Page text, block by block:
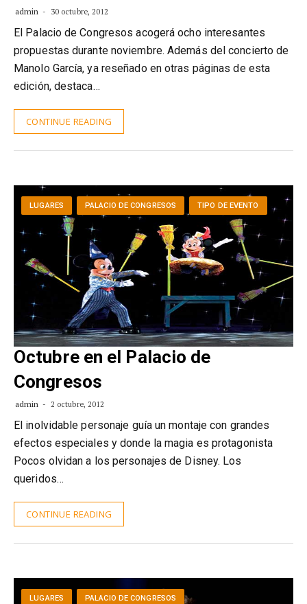
admin 30 octubre, 2012
El Palacio de Congresos acogerá ocho interesantes
propuestas durante noviembre. Además del concierto de
Manolo García, ya reseñado en otras páginas de esta
edición, destaca…
CONTINUE READING
LUGARES PALACIO DE CONGRESOS TIPO DE EVENTO
Octubre en el Palacio de
Congresos
admin 2 octubre, 2012
El inolvidable personaje guía un montaje con grandes
efectos especiales y donde la magia es protagonista
Pocos olvidan a los personajes de Disney. Los
queridos…
CONTINUE READING
LUGARES PALACIO DE CONGRESOS